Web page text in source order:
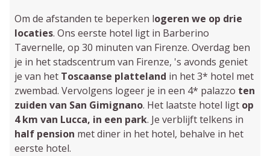
Om de afstanden te beperken logeren we op drie
locaties. Ons eerste hotel ligt in Barberino
Tavernelle, op 30 minuten van Firenze. Overdag ben
je in het stadscentrum van Firenze, 's avonds geniet
je van het Toscaanse platteland in het 3* hotel met
zwembad. Vervolgens logeer je in een 4* palazzo ten
zuiden van San Gimignano. Het laatste hotel ligt op
4 km van Lucca, in een park. Je verblijft telkens in
half pension met diner in het hotel, behalve in het
eerste hotel.